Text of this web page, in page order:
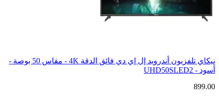
نيكاي تلفزيون أندرويد إل إي دي فائق الدقة 4K - مقاس 50 بوصة -
أسود - UHD50SLED2
899.00